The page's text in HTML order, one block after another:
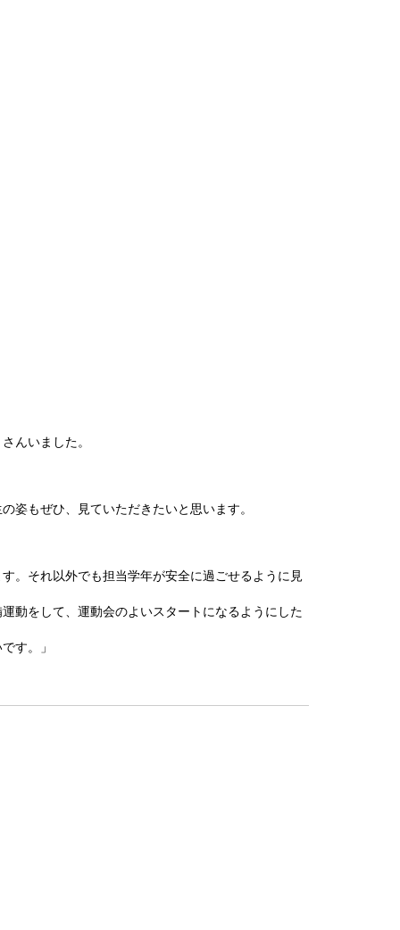
んいました。
姿もぜひ、見ていただきたいと思います。
。それ以外でも担当学年が安全に過ごせるように見
動をして、運動会のよいスタートになるようにした
す。」